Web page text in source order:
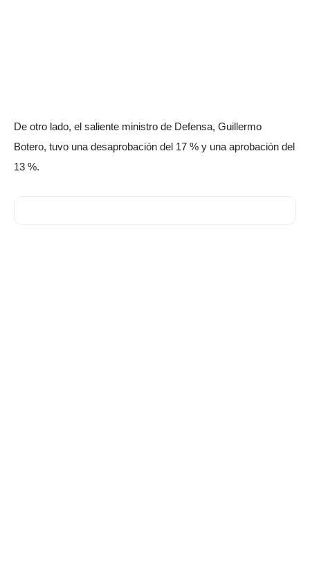
De otro lado, el saliente ministro de Defensa, Guillermo
Botero, tuvo una desaprobación del 17 % y una aprobación del
13 %.